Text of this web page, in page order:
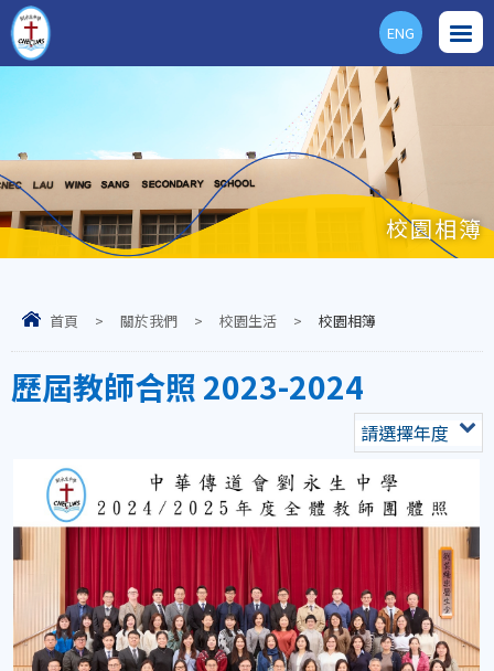
ENG
校園相簿
首頁 > 關於我們 > 校園生活 > 校園相簿
歷屆教師合照 2023-2024
請選擇年度